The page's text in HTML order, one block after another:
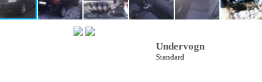
Undervogn
Standard